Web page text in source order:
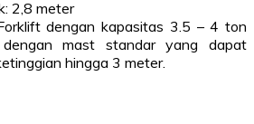
2,8 meter
dengan kapasitas 3.5 – 4 ton
dengan mast standar yang dapat
hingga 3 meter.